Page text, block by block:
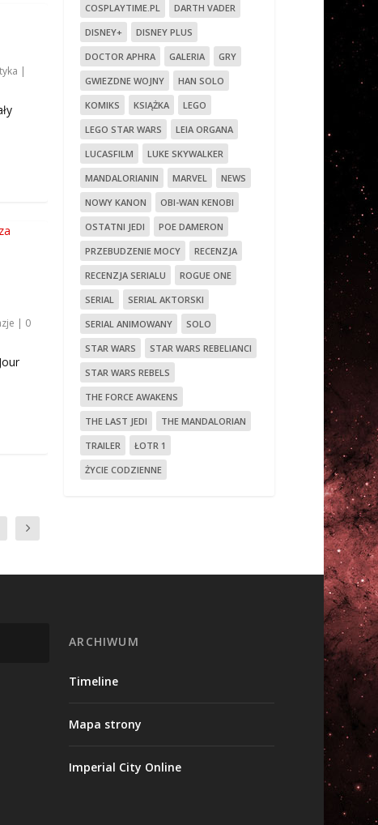
|
| 0
COSPLAYTIME.PL
DARTH VADER
DISNEY+
DISNEY PLUS
DOCTOR APHRA
GALERIA
GRY
GWIEZDNE WOJNY
HAN SOLO
KOMIKS
KSIĄŻKA
LEGO
LEGO STAR WARS
LEIA ORGANA
LUCASFILM
LUKE SKYWALKER
MANDALORIANIN
MARVEL
NEWS
NOWY KANON
OBI-WAN KENOBI
OSTATNI JEDI
POE DAMERON
PRZEBUDZENIE MOCY
RECENZJA
RECENZJA SERIALU
ROGUE ONE
SERIAL
SERIAL AKTORSKI
SERIAL ANIMOWANY
SOLO
STAR WARS
STAR WARS REBELIANCI
STAR WARS REBELS
THE FORCE AWAKENS
THE LAST JEDI
THE MANDALORIAN
TRAILER
ŁOTR 1
ŻYCIE CODZIENNE
ARCHIWUM
Timeline
Mapa strony
Imperial City Online